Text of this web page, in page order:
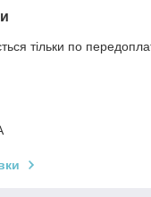
тільки по